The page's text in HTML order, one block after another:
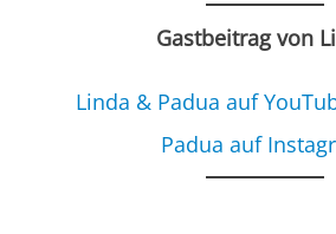
Gastbeitrag von
Linda & Padua auf
Padua auf